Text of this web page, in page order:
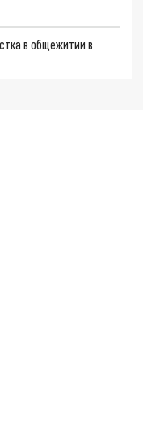
в общежитии в